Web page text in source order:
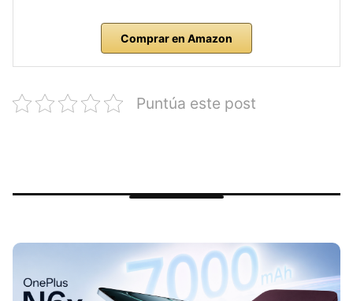
Comprar en Amazon
Puntúa este post